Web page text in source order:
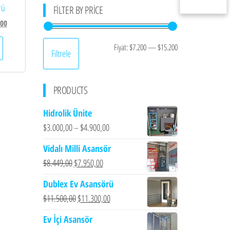
Şu
FILTER BY PRICE
EnEn
Filtrele Fiyat:$7.200—$15.200
PRODUCTS
Hidrolik Ünite
$3.000,00–$4.900,00
Vidalı Milli Asansör
$8.449,00Orijinal
$8.449,00.
$7.950,00Şu
fiyat:
$7.950,00.
Dublex Ev Asansörü
$11.500,00Orijinal
$11.500,00.
$11.300,00Şu
Ev İçi Asansör